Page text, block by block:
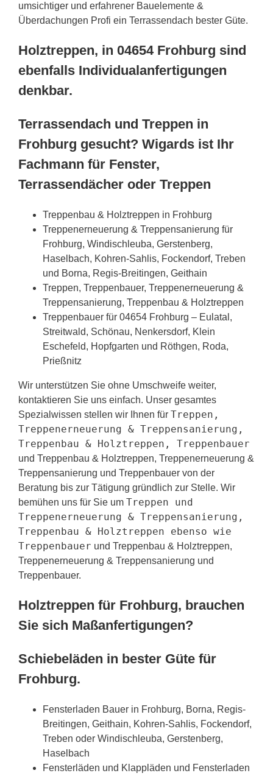
umsichtiger und erfahrener Bauelemente &
Überdachungen Profi ein Terrassendach bester Güte.
Holztreppen, in 04654 Frohburg sind
ebenfalls Individualanfertigungen
denkbar.
Terrassendach und Treppen in
Frohburg gesucht? Wigards ist Ihr
Fachmann für Fenster,
Terrassendächer oder Treppen
Treppenbau & Holztreppen in Frohburg
Treppenerneuerung & Treppensanierung für
Frohburg, Windischleuba, Gerstenberg,
Haselbach, Kohren-Sahlis, Fockendorf, Treben
und Borna, Regis-Breitingen, Geithain
Treppen, Treppenbauer, Treppenerneuerung &
Treppensanierung, Treppenbau & Holztreppen
Treppenbauer für 04654 Frohburg – Eulatal,
Streitwald, Schönau, Nenkersdorf, Klein
Eschefeld, Hopfgarten und Röthgen, Roda,
Prießnitz
Wir unterstützen Sie ohne Umschweife weiter,
kontaktieren Sie uns einfach. Unser gesamtes
Spezialwissen stellen wir Ihnen für Treppen,
Treppenerneuerung & Treppensanierung,
Treppenbau & Holztreppen, Treppenbauer
und Treppenbau & Holztreppen, Treppenerneuerung &
Treppensanierung und Treppenbauer von der
Beratung bis zur Tätigung gründlich zur Stelle. Wir
bemühen uns für Sie um Treppen und
Treppenerneuerung & Treppensanierung,
Treppenbau & Holztreppen ebenso wie
Treppenbauer und Treppenbau & Holztreppen,
Treppenerneuerung & Treppensanierung und
Treppenbauer.
Holztreppen für Frohburg, brauchen
Sie sich Maßanfertigungen?
Schiebeläden in bester Güte für
Frohburg.
Fensterladen Bauer in Frohburg, Borna, Regis-
Breitingen, Geithain, Kohren-Sahlis, Fockendorf,
Treben oder Windischleuba, Gerstenberg,
Haselbach
Fensterläden und Klappläden und Fensterladen